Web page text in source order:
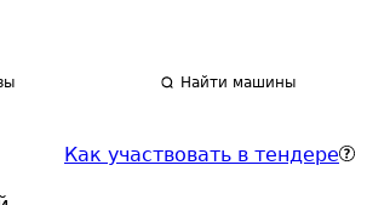
Найти машины
Как участвовать в тендере